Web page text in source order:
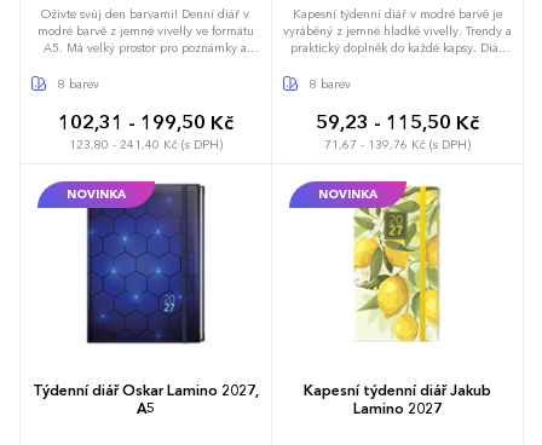
Oživte svůj den barvami! Denní diář v
modré barvě z jemné vivelly ve formátu
A5. Má velký prostor pro poznámky a
8 barev
102,31 - 199,50 Kč
123,80 - 241,40 Kč (s DPH)
Kapesní týdenní diář v modré barvě je
vyráběný z jemné hladké vivelly. Trendy a
praktický doplněk do každé kapsy. Diář
8 barev
59,23 - 115,50 Kč
71,67 - 139,76 Kč (s DPH)
NOVINKA
Týdenní diář Oskar Lamino 2027,
A5
NOVINKA
Kapesní týdenní diář Jakub
Lamino 2027